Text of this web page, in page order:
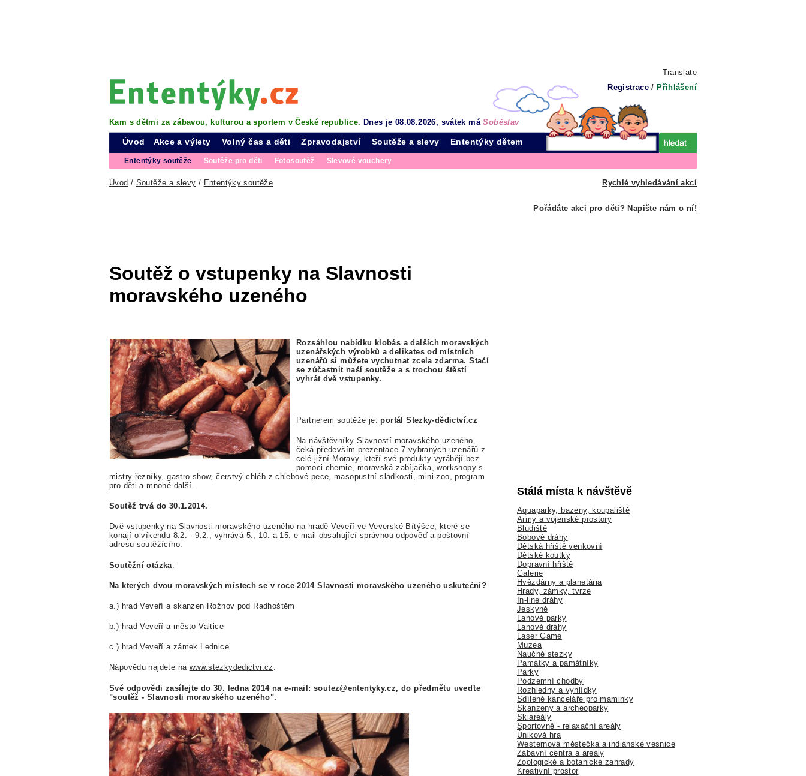
Translate
Registrace / Přihlášení
Kam s dětmi za zábavou, kulturou a sportem v České republice. Dnes je 08.08.2026, svátek máSoběslav
Úvod Akce a výlety Volný čas a děti Zpravodajství Soutěže a slevy
Ententýky soutěže Soutěže pro děti Fotosoutěž Slevové vouchery
Ententýky dětem
Rychlé vyhledávání akcí
Úvod / Soutěže a slevy / Ententýky soutěže
Pořádáte akci pro děti? Napište nám o ní!
Soutěž o vstupenky na Slavnosti
moravského uzeného
Rozsáhlou nabídku klobás a dalších moravských
uzenářských výrobků a delikates od místních
uzenářů si můžete vychutnat zcela zdarma. Stačí
se zúčastnit naší soutěže a s trochou štěstí
vyhrát dvě vstupenky.
Partnerem soutěže je:portál Stezky-dědictví.cz
Na návštěvníky Slavností moravského uzeného
čeká především prezentace 7 vybraných uzenářů z
celé jižní Moravy, kteří své produkty vyrábějí bez
pomoci chemie, moravská zabíjačka, workshopy s
mistry řezníky, gastro show, čerstvý chléb z chlebové pece, masopustní sladkosti, mini zoo, program
pro děti a mnohé další.
Soutěž trvá do 30.1.2014.
Dvě vstupenky na Slavnosti moravského uzeného na hradě Veveří ve Veverské Bítýšce, které se
konají o víkendu 8.2. - 9.2., vyhrává 5., 10. a 15. e-mail obsahující správnou odpověď a poštovní
adresu soutěžícího.
Soutěžní otázka:
Na kterých dvou moravských místech se v roce 2014 Slavnosti moravského uzeného uskuteční?
a.) hrad Veveří a skanzen Rožnov pod Radhoštěm
b.) hrad Veveří a město Valtice
c.) hrad Veveří a zámek Lednice
Nápovědu najdete na www.stezkydedictvi.cz .
Své odpovědi zasílejte do 30. ledna 2014 na e-mail: soutez@ententyky.cz, do předmětu uveďte
"soutěž - Slavnosti moravského uzeného".
Stálá místa k návštěvě
Aquaparky, bazény, koupaliště
Army a vojenské prostory
Bludiště
Bobové dráhy
Dětská hřiště venkovní
Dětské koutky
Dopravní hřiště
Galerie
Hvězdárny a planetária
Hrady, zámky, tvrze
In-line dráhy
Jeskyně
Lanové parky
Lanové dráhy
Laser Game
Muzea
Naučné stezky
Památky a památníky
Parky
Podzemní chodby
Rozhledny a vyhlídky
Sdílené kanceláře pro maminky
Skanzeny a archeoparky
Skiareály
Sportovně - relaxační areály
Úniková hra
Westernová městečka a indiánské vesnice
Zábavní centra a areály
Zoologické a botanické zahrady
Kreativní prostor